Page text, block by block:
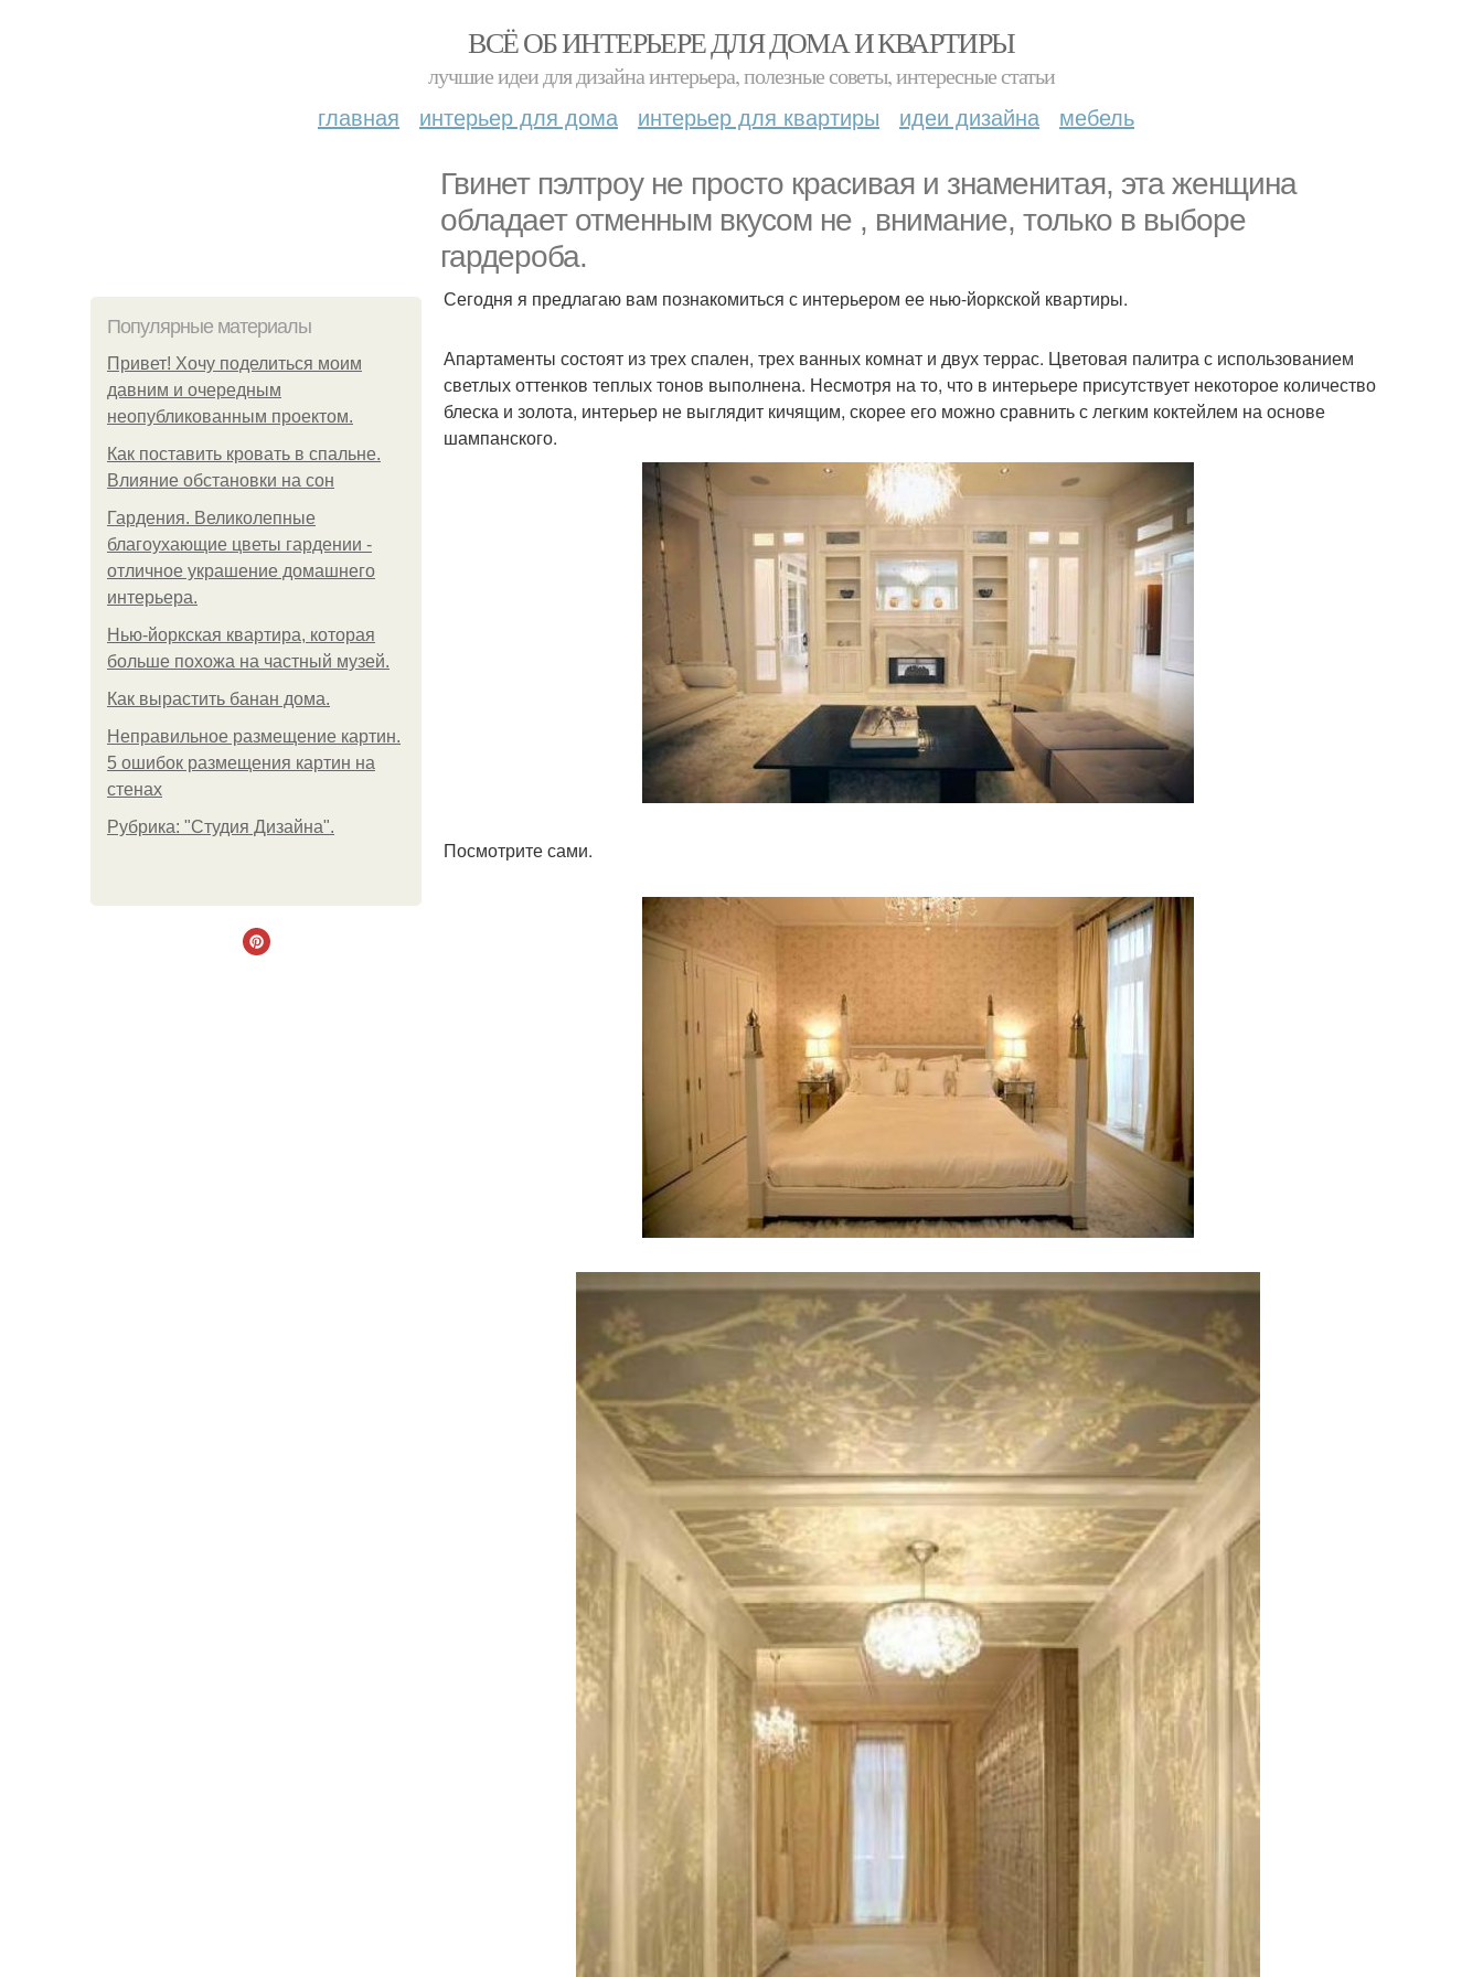
ВСЁ ОБ ИНТЕРЬЕРЕ ДЛЯ ДОМА И КВАРТИРЫ
лучшие идеи для дизайна интерьера, полезные советы, интересные статьи
главная интерьер для дома интерьер для квартиры идеи дизайна мебель
Гвинет пэлтроу не просто красивая и знаменитая, эта женщина
обладает отменным вкусом не , внимание, только в выборе
гардероба.
Популярные материалы
Привет! Хочу поделиться моим
давним и очередным
неопубликованным проектом.
Как поставить кровать в спальне.
Влияние обстановки на сон
Гардения. Великолепные
благоухающие цветы гардении -
отличное украшение домашнего
интерьера.
Нью-йоркская квартира, которая
больше похожа на частный музей.
Как вырастить банан дома.
Неправильное размещение картин.
5 ошибок размещения картин на
стенах
Рубрика: "Студия Дизайна".
Сегодня я предлагаю вам познакомиться с интерьером ее нью-йоркской квартиры.
Апартаменты состоят из трех спален, трех ванных комнат и двух террас. Цветовая палитра с использованием
светлых оттенков теплых тонов выполнена. Несмотря на то, что в интерьере присутствует некоторое количество
блеска и золота, интерьер не выглядит кичящим, скорее его можно сравнить с легким коктейлем на основе
шампанского.
Посмотрите сами.